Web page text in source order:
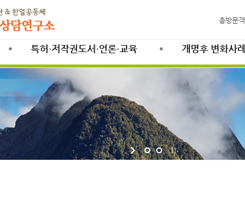
총방문객
특허·저작권도서·언론·교육 개명후 변화사례